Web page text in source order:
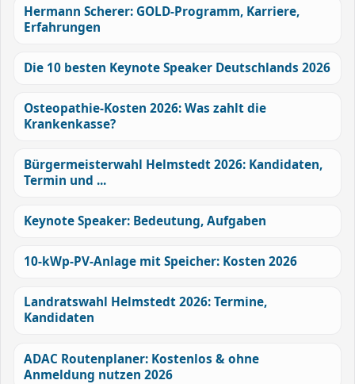
Hermann Scherer: GOLD-Programm, Karriere,
Erfahrungen
Die 10 besten Keynote Speaker Deutschlands 2026
Osteopathie-Kosten 2026: Was zahlt die
Krankenkasse?
Bürgermeisterwahl Helmstedt 2026: Kandidaten,
Termin und ...
Keynote Speaker: Bedeutung, Aufgaben
10-kWp-PV-Anlage mit Speicher: Kosten 2026
Landratswahl Helmstedt 2026: Termine,
Kandidaten
ADAC Routenplaner: Kostenlos & ohne
Anmeldung nutzen 2026